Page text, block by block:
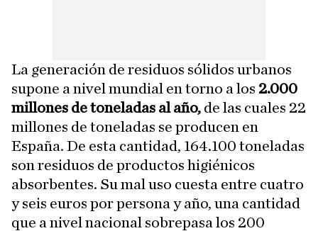
La generación de residuos sólidos urbanos
supone a nivel mundial en torno a los 2.000
millones de toneladas al año, de las cuales 22
millones de toneladas se producen en
España. De esta cantidad, 164.100 toneladas
son residuos de productos higiénicos
absorbentes. Su mal uso cuesta entre cuatro
y seis euros por persona y año, una cantidad
que a nivel nacional sobrepasa los 200